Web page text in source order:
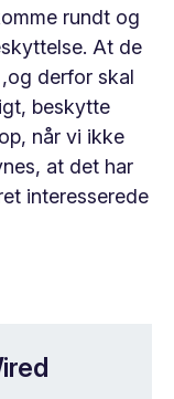
rundt og
At de
derfor skal
beskytte
når vi ikke
at det har
interesserede